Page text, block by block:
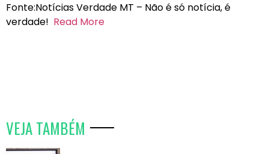
Fonte:Notícias Verdade MT – Não é só notícia, é
verdade! Read More
VEJA TAMBÉM